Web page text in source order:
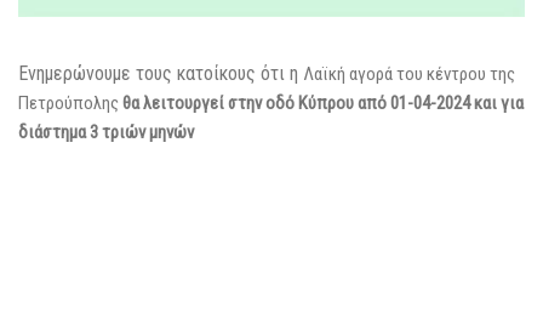
Ενημερώνουμε τους κατοίκους ότι η Λαϊκή αγορά του κέντρου της
Πετρούπολης θα λειτουργεί στην οδό Κύπρου από 01-04-2024 και για
διάστημα 3 τριών μηνών